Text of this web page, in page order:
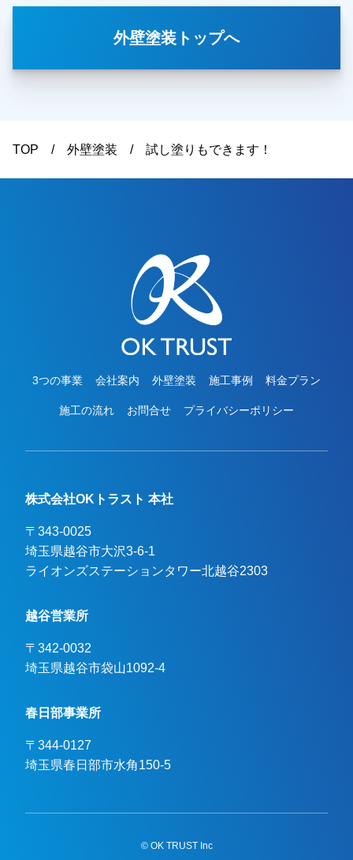
外壁塗装トップへ
TOP 外壁塗装 試し塗りもできます！
3つの事業 会社案内 外壁塗装 施工事例 料金プラン
施工の流れ お問合せ プライバシーポリシー
株式会社OKトラスト 本社
〒343-0025
埼玉県越谷市大沢3-6-1
ライオンズステーションタワー北越谷2303
越谷営業所
〒342-0032
埼玉県越谷市袋山1092-4
春日部事業所
〒344-0127
埼玉県春日部市水角150-5
© OK TRUST Inc